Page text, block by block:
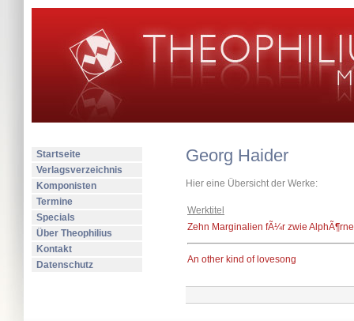
Startseite
Verlagsverzeichnis
Komponisten
Termine
Specials
Über Theophilius
Kontakt
Datenschutz
Georg Haider
Hier eine Übersicht der Werke:
Werktitel
Zehn Marginalien fÃ¼r zwie
An other kind of lovesong